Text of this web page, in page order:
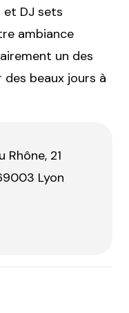
DJ sets
ambiance
un des
beaux jours à
Rhône, 21
Lyon